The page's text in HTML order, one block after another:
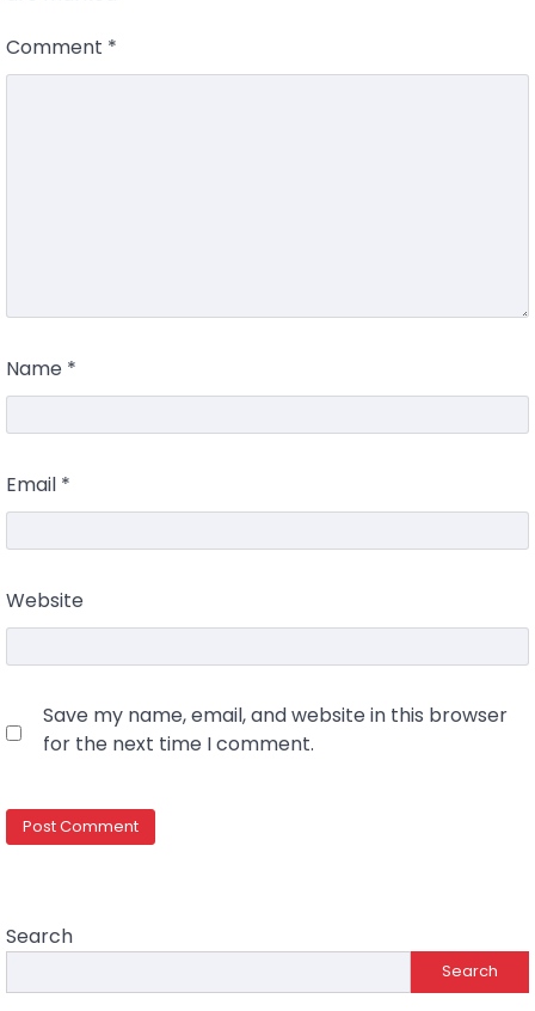
Comment *
Name *
Email *
Website
Save my name, email, and website in this browser
for the next time I comment.
Search
Search